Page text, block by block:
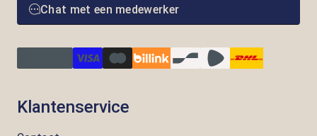
Chat met een medewerker
Klantenservice